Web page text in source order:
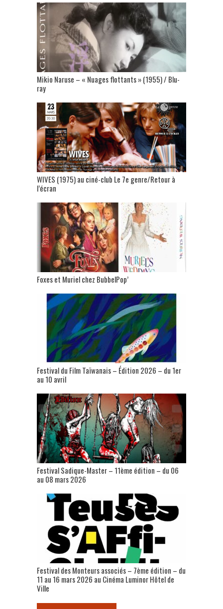
Mikio Naruse – « Nuages flottants » (1955) / Blu-
ray
WIVES (1975) au ciné-club Le 7e genre/Retour à
l’écran
Foxes et Muriel chez BubbelPop’
Festival du Film Taïwanais – Édition 2026 – du 1er
au 10 avril
Festival Sadique-Master – 11ème édition – du 06
au 08 mars 2026
Festival des Monteurs associés – 7ème édition – du
11 au 16 mars 2026 au Cinéma Luminor Hôtel de
Ville